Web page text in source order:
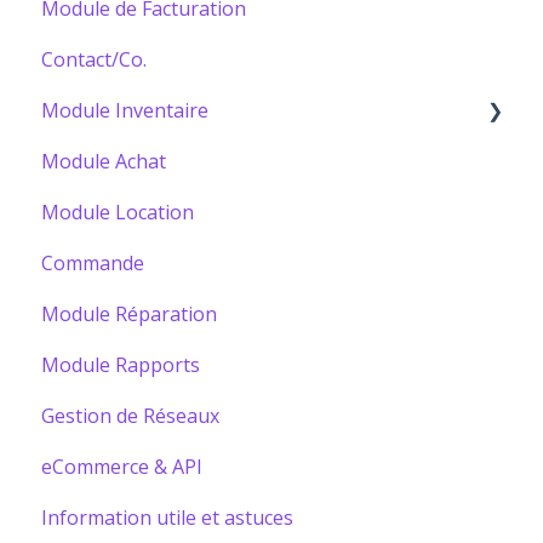
Module de Facturation
Contact/Co.
Module Inventaire
Bâtir votre Catalogue
Module Achat
Module Location
Commande
Module Réparation
Module Rapports
Gestion de Réseaux
eCommerce & API
Information utile et astuces